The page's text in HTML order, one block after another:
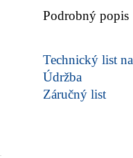
Podrobný popis
Technický list
Údržba
Záručný list